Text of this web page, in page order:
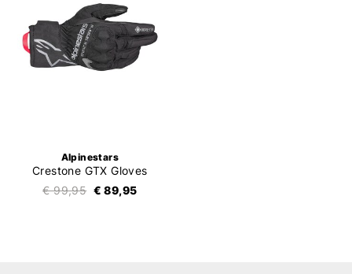
Alpinestars
Crestone GTX Gloves
€ 99,95 € 89,95